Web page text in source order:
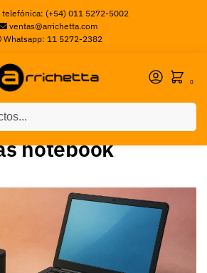
(+54) 011 5272-5002
ventas@arrichetta.com
Whatsapp: 11 5272-2382
0
“desventajas notebook”
notebook